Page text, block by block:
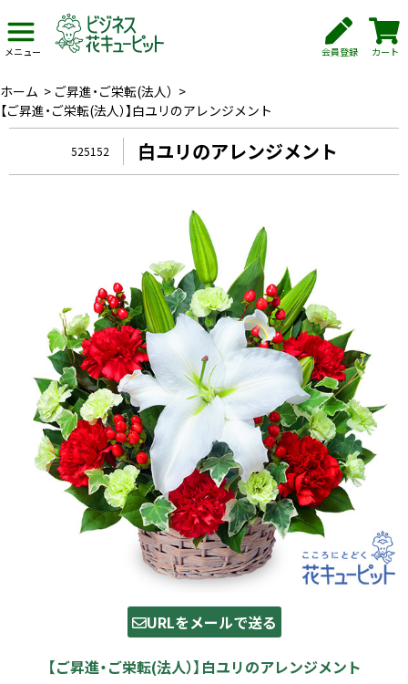
メニュー 会員登録 カート
ホーム > ご昇進・ご栄転(法人） >
【ご昇進・ご栄転(法人）】白ユリのアレンジメント
525152 白ユリのアレンジメント
URLをメールで送る
【ご昇進・ご栄転(法人）】白ユリのアレンジメント